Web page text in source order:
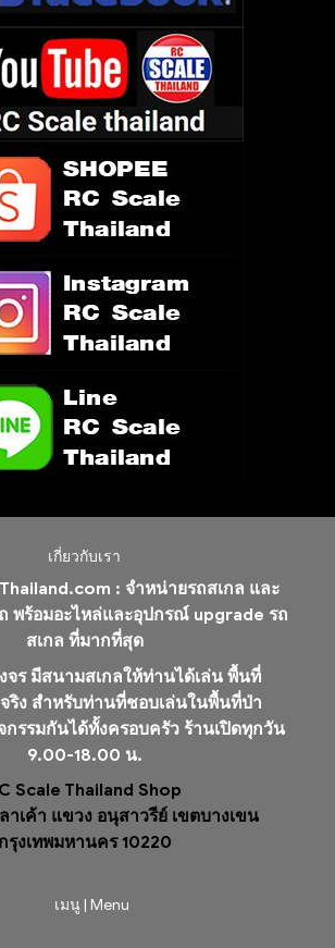
เกี่ยวกับเรา
: จำหน่ายรถสเกล และ
พร้อมอะไหล่และอุปกรณ์ upgrade รถ
สเกล ที่มากที่สุด
จร มีสนามสเกลให้ท่านได้เล่น พื้นที่
ริง สำหรับท่านที่ชอบเล่นในพื้นที่ป่า
กรรมกันได้ทั้งครอบครัว ร้านเปิดทุกวัน
9.00-18.00 น.
Scale Thailand Shop
าเค้า แขวง อนุสาวรีย์ เขตบางเขน
กรุงเทพมหานคร 10220
เมนู | Menu